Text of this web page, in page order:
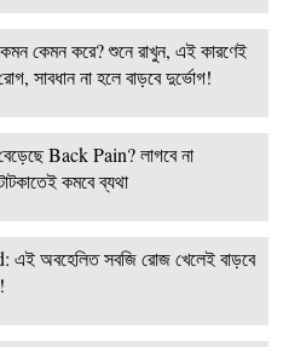
কেমন করে? শুনে রাখুন, এই কারণেই
সাবধান না হলে বাড়বে দুর্ভোগ!
Back Pain? লাগবে না
কমবে ব্যথা
অবহেলিত সবজি রোজ খেলেই বাড়বে